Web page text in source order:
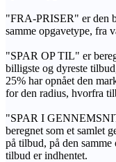
"FRA-PRISER" er den
samme opgavetype, fra
"SPAR OP TIL" er
billigste og dyreste
25% har opnået den
for den radius, hvorfra
"SPAR I
beregnet som et samlet
på tilbud, på den
tilbud er indhentet.